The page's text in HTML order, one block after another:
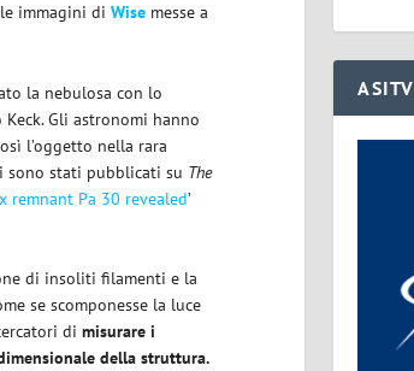
immagini diWise messe a
la nebulosa con lo
Gli astronomi hanno
l’oggetto nella rara
sono stati pubblicati su The
remnant Pa 30 revealed’
di insoliti filamenti e la
se scomponesse la luce
di misurare i
della struttura.
ASITV